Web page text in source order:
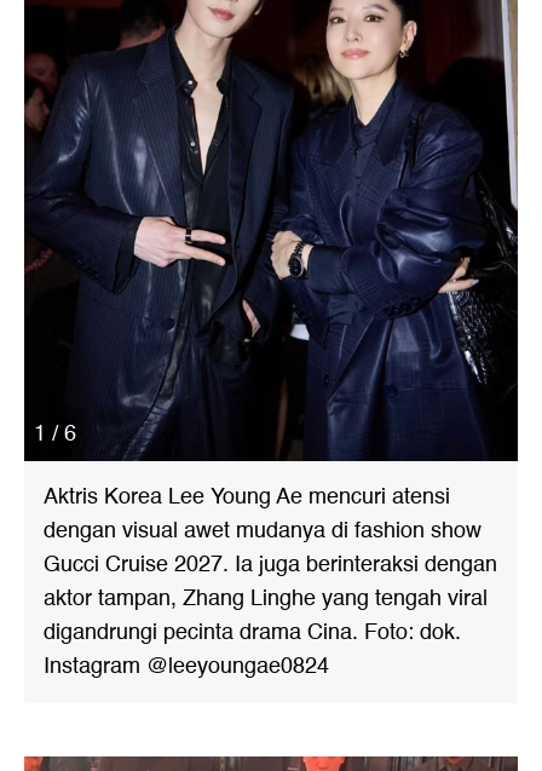
1 / 6
Aktris Korea Lee Young Ae mencuri atensi
dengan visual awet mudanya di fashion show
Gucci Cruise 2027. Ia juga berinteraksi dengan
aktor tampan, Zhang Linghe yang tengah viral
digandrungi pecinta drama Cina. Foto: dok.
Instagram @leeyoungae0824